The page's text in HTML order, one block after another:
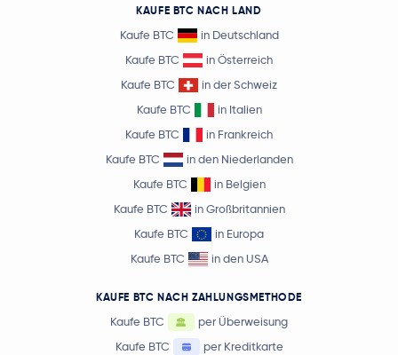
KAUFE BTC NACH LAND
Kaufe BTC
in Deutschland
Kaufe BTC
in Österreich
Kaufe BTC
in der Schweiz
Kaufe BTC
in Italien
Kaufe BTC
in Frankreich
Kaufe BTC
in den Niederlanden
Kaufe BTC
in Belgien
Kaufe BTC
in Großbritannien
Kaufe BTC
in Europa
Kaufe BTC
in den USA
KAUFE BTC NACH ZAHLUNGSMETHODE
Kaufe BTC
per Überweisung
Kaufe BTC
per Kreditkarte